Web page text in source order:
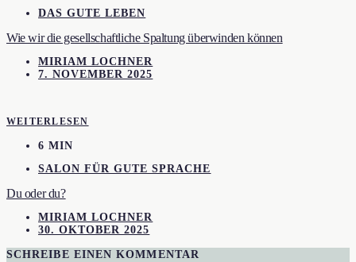
DAS GUTE LEBEN
Wie wir die gesellschaftliche Spaltung überwinden können
MIRIAM LOCHNER
7. NOVEMBER 2025
WEITERLESEN
6 MIN
SALON FÜR GUTE SPRACHE
Du oder du?
MIRIAM LOCHNER
30. OKTOBER 2025
SCHREIBE EINEN KOMMENTAR